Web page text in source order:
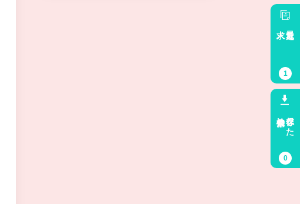
最近見た
1
保存した
0